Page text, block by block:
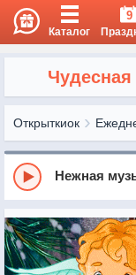
Каталог
9
Открыткиок
Нежная